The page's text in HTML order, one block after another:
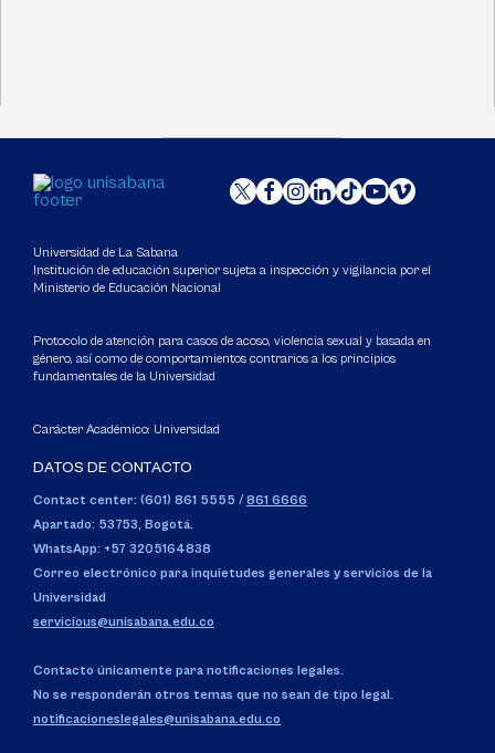
Universidad de La Sabana
Institución de educación superior sujeta a inspección y vigilancia por el
Ministerio de Educación Nacional
Protocolo de atención para casos de acoso, violencia sexual y basada en
género, así como de comportamientos contrarios a los principios
fundamentales de la Universidad
Carácter Académico: Universidad
DATOS DE CONTACTO
Contact center: (601) 861 5555 / 861 6666
Apartado: 53753, Bogotá.
WhatsApp: +57 3205164838
Correo electrónico para inquietudes generales y servicios de la
Universidad
servicious@unisabana.edu.co
Contacto únicamente para notificaciones legales.
No se responderán otros temas que no sean de tipo legal.
notificacioneslegales@unisabana.edu.co